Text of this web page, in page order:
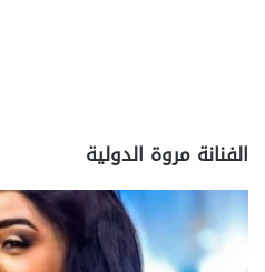
الفنانة مروة الدولية